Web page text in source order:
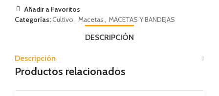
Añadir a Favoritos
Categorías:Cultivo Macetas MACETAS Y BANDEJAS
DESCRIPCIÓN
Descripción
Productos relacionados